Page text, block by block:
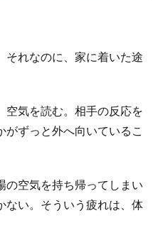
それなのに、家に着いた途
空気を読む。相手の反応を
ずっと外へ向いているこ
の空気を持ち帰ってしまい
ない。そういう疲れは、体